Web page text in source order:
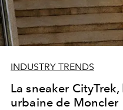
INDUSTRY TRENDS
La sneaker
urbaine de Moncler